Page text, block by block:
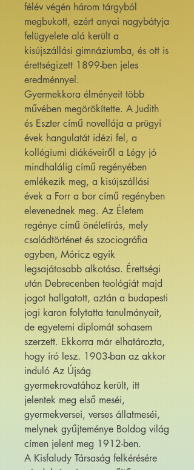
félév végén három tárgyból
megbukott, ezért anyai nagybátyja
felügyelete alá került a
kisújszállási gimnáziumba, és ott is
érettségizett 1899-ben jeles
eredménnyel.
Gyermekkora élményeit több
művében megörökítette. A Judith
és Eszter című novellája a prügyi
évek hangulatát idézi fel, a
kollégiumi diákéveiről a Légy jó
mindhalálig című regényében
emlékezik meg, a kisújszállási
évek a Forr a bor című regényben
elevenednek meg. Az Életem
regénye című önéletírás, mely
családtörténet és szociográfia
egyben, Móricz egyik
legsajátosabb alkotása. Érettségi
után Debrecenben teológiát majd
jogot hallgatott, aztán a budapesti
jogi karon folytatta tanulmányait,
de egyetemi diplomát sohasem
szerzett. Ekkorra már elhatározta,
hogy író lesz. 1903-ban az akkor
induló Az Újság
gyermekrovatához került, itt
jelentek meg első meséi,
gyermekversei, verses állatmeséi,
melynek gyűjteménye Boldog világ
címen jelent meg 1912-ben.
A Kisfaludy Társaság felkérésére